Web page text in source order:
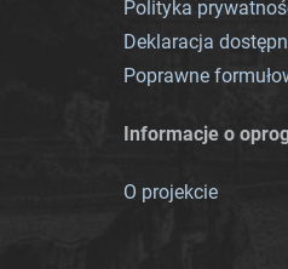
Polityka
Deklaracja
Poprawne
Informacje o
O projekcie